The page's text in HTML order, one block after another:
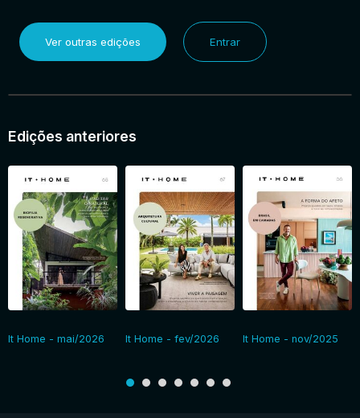
Ver outras edições Entrar
Edições anteriores
It Home - mai/2026 It Home - fev/2026 It Home - nov/2025